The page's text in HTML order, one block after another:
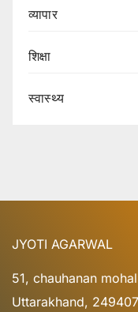
व्यापार
शिक्षा
स्वास्थ्य
JYOTI AGARWAL
51, chauhanan
Uttarakhand, 249407